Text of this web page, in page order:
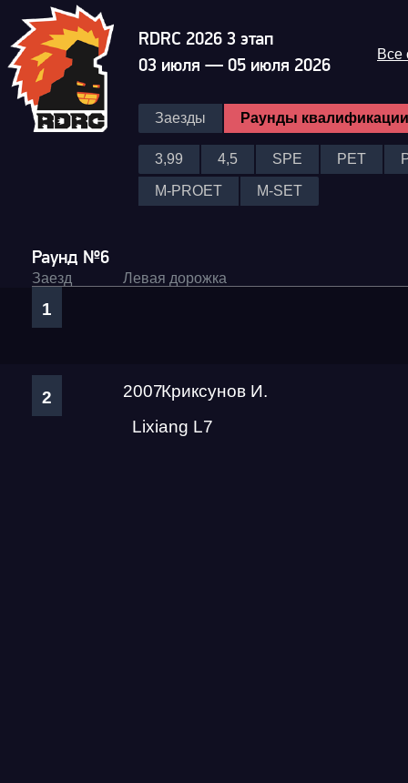
RDRC 2026 3 этап
03 июля — 05 июля 2026
Все
Заезды Раунды квалификации
3,99 4,5 SPE PET
M-PROET M-SET
Раунд №6
Заезд Левая дорожка
1
2 2007Криксунов И.
Lixiang L7